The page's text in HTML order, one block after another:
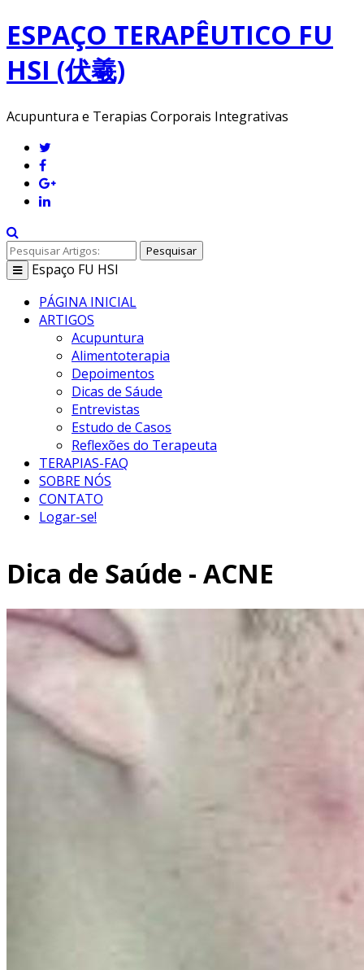
ESPAÇO TERAPÊUTICO FU
HSI (伏羲)
Acupuntura e Terapias Corporais Integrativas
Pesquisar
Toggle
navigation
Espaço FU HSI
PÁGINA INICIAL
ARTIGOS
Acupuntura
Alimentoterapia
Depoimentos
Dicas de Sáude
Entrevistas
Estudo de Casos
Reflexões do Terapeuta
TERAPIAS-FAQ
SOBRE NÓS
CONTATO
Logar-se!
Dica de Saúde - ACNE